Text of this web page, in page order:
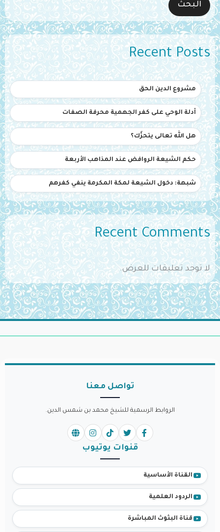
البحث
Recent Posts
مشروع الدين الحق
أدلة الوحي على كفر الجهمية محرفة الصفات
هل الله تعالى يتحرَّك؟
حكم الشيعة الروافض عند المذاهب الأربعة
شبهة: دخول الشيعة لمكة المكرمة ينفي كفرهم
Recent Comments
لا توجد تعليقات للعرض.
تواصل معنا
الروابط الرسمية للشيخ محمد بن شمس الدين.
قنوات يوتيوب
القناة الأساسية
الردود العلمية
قناة البثوث المباشرة